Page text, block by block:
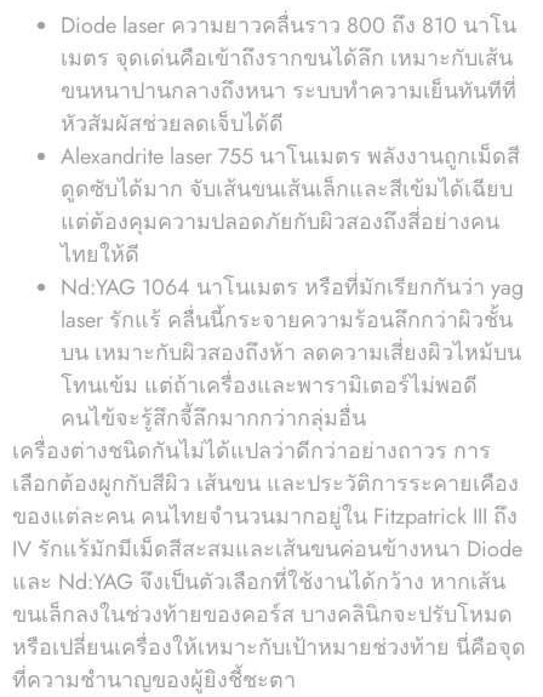
Diode laser ความยาวคลื่นราว 800 ถึง 810 นาโน
เมตร จุดเด่นคือเข้าถึงรากขนได้ลึก เหมาะกับเส้น
ขนหนาปานกลางถึงหนา ระบบทำความเย็นทันทีที่
หัวสัมผัสช่วยลดเจ็บได้ดี
Alexandrite laser 755 นาโนเมตร พลังงานถูกเม็ดสี
ดูดซับได้มาก จับเส้นขนเส้นเล็กและสีเข้มได้เฉียบ
แต่ต้องคุมความปลอดภัยกับผิวสองถึงสี่อย่างคน
ไทยให้ดี
Nd:YAG 1064 นาโนเมตร หรือที่มักเรียกกันว่า yag
laser รักแร้ คลื่นนี้กระจายความร้อนลึกกว่าผิวชั้น
บน เหมาะกับผิวสองถึงห้า ลดความเสี่ยงผิวไหม้บน
โทนเข้ม แต่ถ้าเครื่องและพารามิเตอร์ไม่พอดี
คนไข้จะรู้สึกจี้ลึกมากกว่ากลุ่มอื่น
เครื่องต่างชนิดกันไม่ได้แปลว่าดีกว่าอย่างถาวร การ
เลือกต้องผูกกับสีผิว เส้นขน และประวัติการระคายเคือง
ของแต่ละคน คนไทยจำนวนมากอยู่ใน Fitzpatrick III ถึง
IV รักแร้มักมีเม็ดสีสะสมและเส้นขนค่อนข้างหนา Diode
และ Nd:YAG จึงเป็นตัวเลือกที่ใช้งานได้กว้าง หากเส้น
ขนเล็กลงในช่วงท้ายของคอร์ส บางคลินิกจะปรับโหมด
หรือเปลี่ยนเครื่องให้เหมาะกับเป้าหมายช่วงท้าย นี่คือจุด
ที่ความชำนาญของผู้ยิงชี้ชะตา